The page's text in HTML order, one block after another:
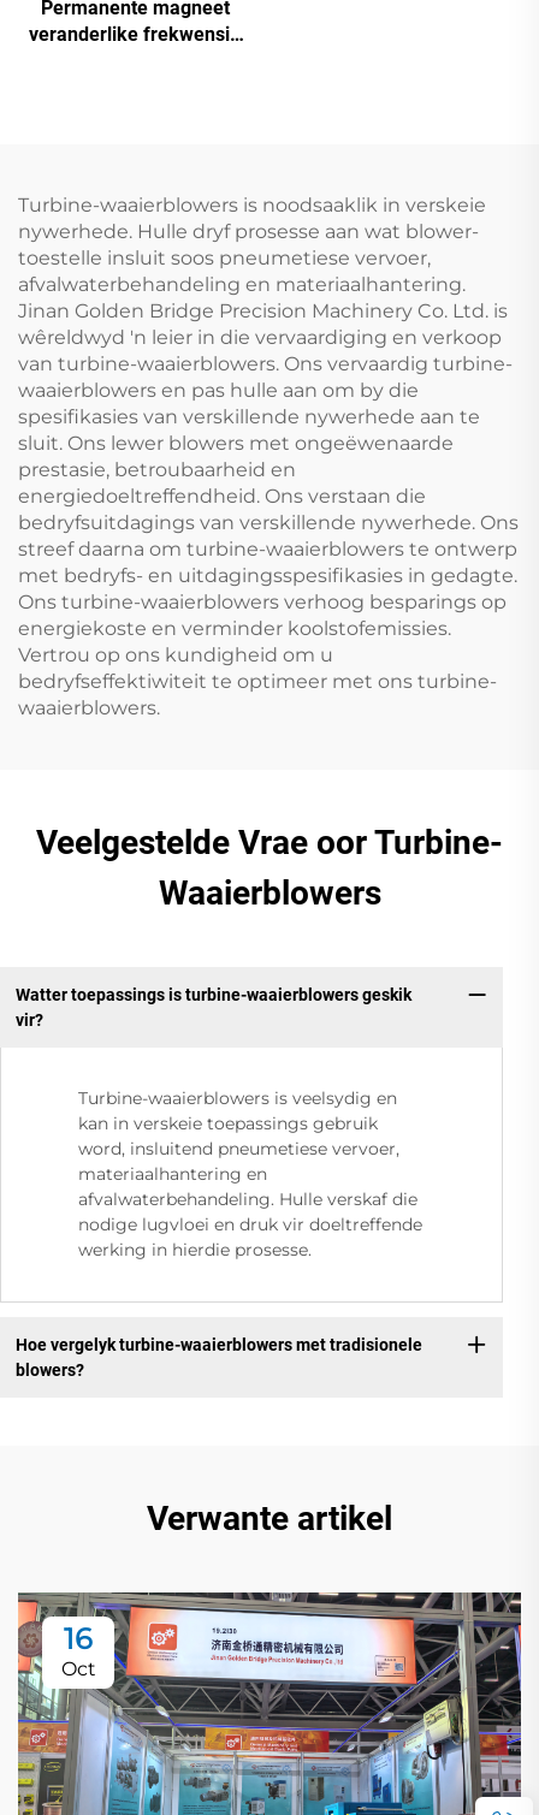
Permanente magneet
veranderlike frekwensie
Turbine-waaierblowers is noodsaaklik in verskeie
nywerhede. Hulle dryf prosesse aan wat blower-
toestelle insluit soos pneumetiese vervoer,
afvalwaterbehandeling en materiaalhantering.
Jinan Golden Bridge Precision Machinery Co. Ltd. is
wêreldwyd 'n leier in die vervaardiging en verkoop
van turbine-waaierblowers. Ons vervaardig turbine-
waaierblowers en pas hulle aan om by die
spesifikasies van verskillende nywerhede aan te
sluit. Ons lewer blowers met ongeëwenaarde
prestasie, betroubaarheid en
energiedoeltreffendheid. Ons verstaan die
bedryfsuitdagings van verskillende nywerhede. Ons
streef daarna om turbine-waaierblowers te ontwerp
met bedryfs- en uitdagingsspesifikasies in gedagte.
Ons turbine-waaierblowers verhoog besparings op
energiekoste en verminder koolstofemissies.
Vertrou op ons kundigheid om u
bedryfseffektiwiteit te optimeer met ons turbine-
waaierblowers.
Veelgestelde Vrae oor Turbine-
Waaierblowers
Watter toepassings is turbine-waaierblowers geskik
vir?
Turbine-waaierblowers is veelsydig en
kan in verskeie toepassings gebruik
word, insluitend pneumetiese vervoer,
materiaalhantering en
afvalwaterbehandeling. Hulle verskaf die
nodige lugvloei en druk vir doeltreffende
werking in hierdie prosesse.
Hoe vergelyk turbine-waaierblowers met tradisionele
blowers?
Verwante artikel
16
Oct